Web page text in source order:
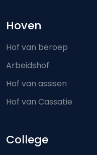
Hoven
Hof van beroep
Arbeidshof
Hof van assisen
Hof van Cassatie
College